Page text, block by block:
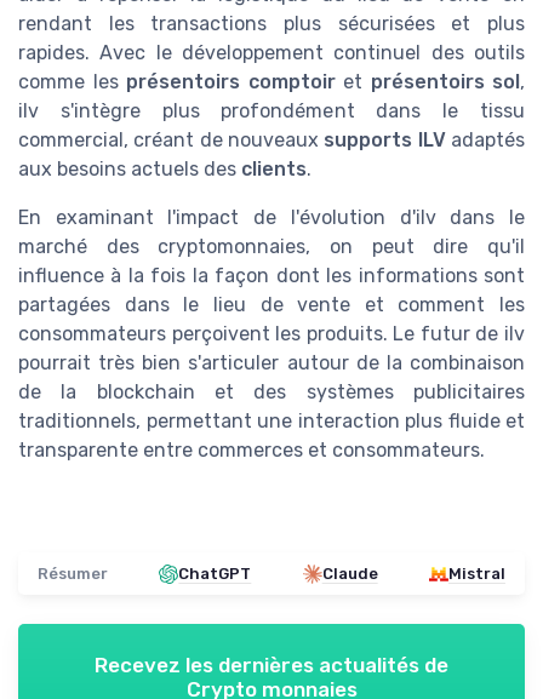
rendant les transactions plus sécurisées et plus
rapides. Avec le développement continuel des outils
comme les présentoirs comptoiret présentoirs sol ,
ilv s'intègre plus profondément dans le tissu
commercial, créant de nouveaux supports ILVadaptés
aux besoins actuels des clients.
En examinant l'impact de l'évolution d'ilv dans le
marché des cryptomonnaies, on peut dire qu'il
influence à la fois la façon dont les informations sont
partagées dans le lieu de vente et comment les
consommateurs perçoivent les produits. Le futur de ilv
pourrait très bien s'articuler autour de la combinaison
de la blockchain et des systèmes publicitaires
traditionnels, permettant une interaction plus fluide et
transparente entre commerces et consommateurs.
Résumer ChatGPT Claude Mistral
Recevez les dernières actualités de
Crypto monnaies